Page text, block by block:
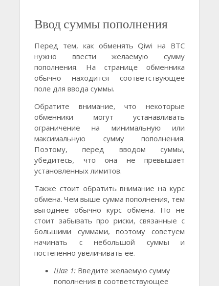
Ввод суммы пополнения
Перед тем, как обменять Qiwi на BTC
нужно ввести желаемую сумму
пополнения. На странице обменника
обычно находится соответствующее
поле для ввода суммы.
Обратите внимание, что некоторые
обменники могут устанавливать
ограничение на минимальную или
максимальную сумму пополнения.
Поэтому, перед вводом суммы,
убедитесь, что она не превышает
установленных лимитов.
Также стоит обратить внимание на курс
обмена. Чем выше сумма пополнения, тем
выгоднее обычно курс обмена. Но не
стоит забывать про риски, связанные с
большими суммами, поэтому советуем
начинать с небольшой суммы и
постепенно увеличивать ее.
Шаг 1: Введите желаемую сумму
пополнения в соответствующее